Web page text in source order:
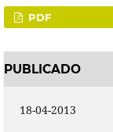
PDF
PUBLICADO
18-04-2013